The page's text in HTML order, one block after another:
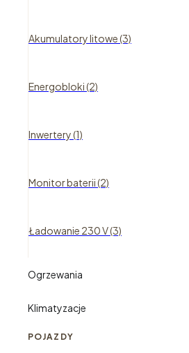
Akumulatory litowe (3)
Energobloki (2)
Inwertery (1)
Monitor baterii (2)
Ładowanie 230 V (3)
Ogrzewania
Klimatyzacje
POJAZDY